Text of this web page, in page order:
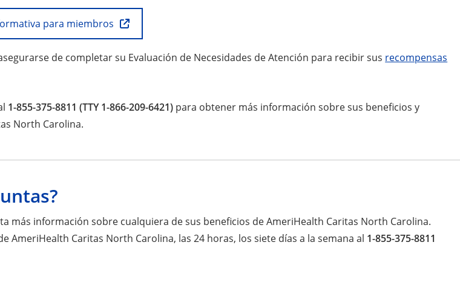
para miembros
de completar su Evaluación de Necesidades de Atención para recibir sus recompensas
1-855-375-8811 (TTY 1-866-209-6421) para obtener más información sobre sus beneficios y
North Carolina.
más información sobre cualquiera de sus beneficios de AmeriHealth Caritas North Carolina.
AmeriHealth Caritas North Carolina, las 24 horas, los siete días a la semana al 1-855-375-8811